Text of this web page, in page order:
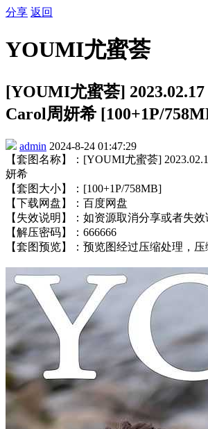
分享 返回
YOUMI尤蜜荟
[YOUMI尤蜜荟]
Carol周妍希 [100+1P/
admin 2024-8-24 01:47:29
【套图名称】：[YOUMI尤蜜荟]
妍希
【套图大小】：[100+1P/758MB]
【下载网盘】：百度网盘
【失效说明】：如资源取消分享或者失
【解压密码】：666666
【套图预览】：预览图经过压缩处理，